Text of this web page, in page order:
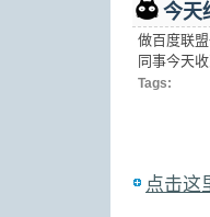
今天
做百度联
同事今天
Tags:
点击这